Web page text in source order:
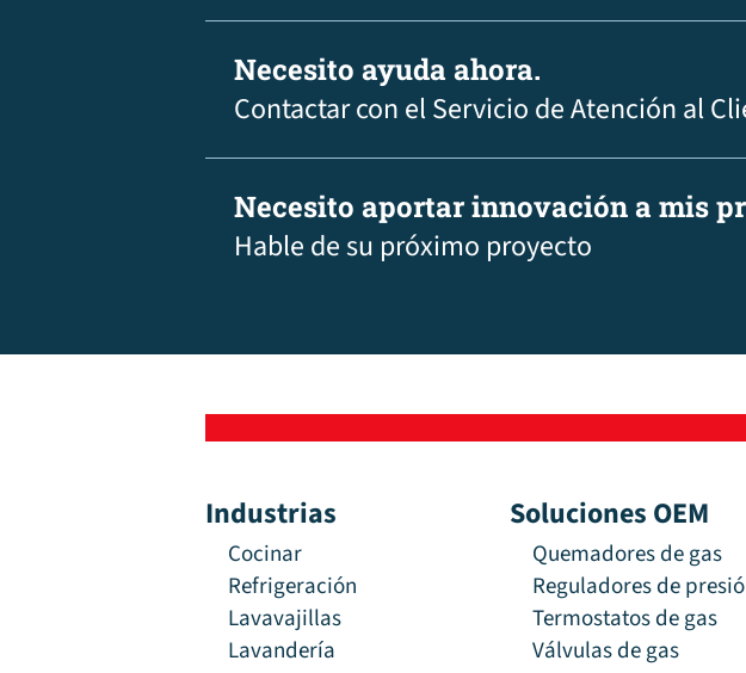
Necesito ayuda ahora.
Contactar con el Servicio de Atención al
Necesito aportar innovación a mis
Hable de su próximo proyecto
Industrias
Cocinar
Refrigeración
Lavavajillas
Lavandería
Soluciones OEM
Quemadores de gas
Reguladores de
Termostatos de gas
Válvulas de gas